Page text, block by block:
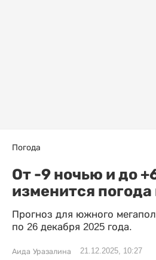
Погода
От -9 ночью и до
изменится
Прогноз для южного
по 26 декабря 2025 года.
Аида Уразалина 21.12.2025, 10:27